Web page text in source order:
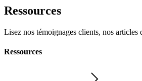
Ressources
Lisez nos témoignages clients, nos articles
Ressources